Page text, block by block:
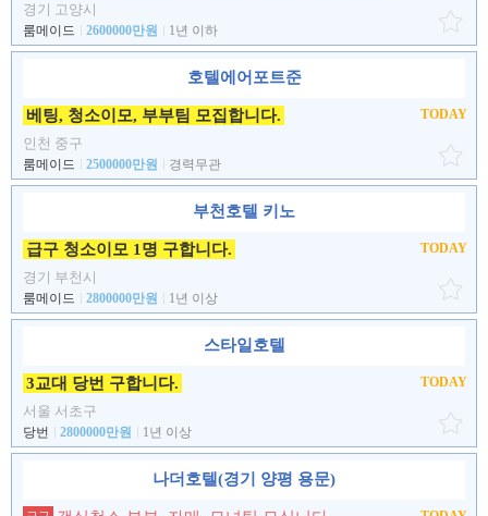
경기 고양시
룸메이드 2600000만원 1년 이하
호텔에어포트준
베팅, 청소이모, 부부팀 모집합니다.
인천 중구
룸메이드 2500000만원 경력무관
TODAY
부천호텔 키노
급구 청소이모 1명 구합니다.
경기 부천시
룸메이드 2800000만원 1년 이상
TODAY
스타일호텔
3교대 당번 구합니다.
서울 서초구
당번 2800000만원 1년 이상
TODAY
나더호텔(경기 양평 용문)